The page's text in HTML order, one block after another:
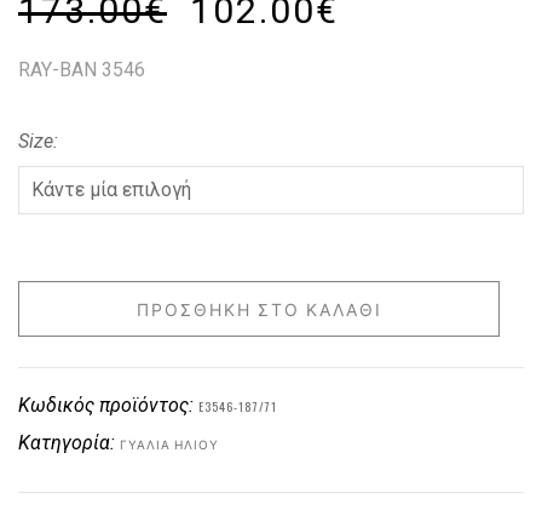
173.00€ 102.00€
RAY-BAN 3546
Size
ΠΡΟΣΘΉΚΗ ΣΤΟ ΚΑΛΆΘΙ
Κωδικός προϊόντος: E3546-187/71
Κατηγορία: ΓΥΑΛΙΆ ΗΛΊΟΥ